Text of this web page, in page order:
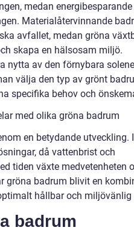
medan
Materialåtervinnande
avfallet, medan gröna
skapa en hälsosam miljö.
nytta av den förnybara
välja den typ av grönt
specifika behov och
med olika gröna badrum
en betydande utveckling.
då vattenbrist och
tiden växte medvetenheten
gröna badrum blivit en
hållbar och
badrum